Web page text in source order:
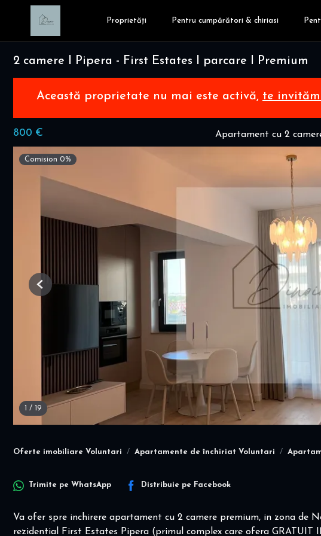
Proprietăți Pentru cumpărători & chiriasi
2 camere I Pipera - First Estates I parcare I Premium
Această proprietate nu mai este activă, te
800 € Apartament cu 2
Comision 0%
/ 19
Previous
Oferte imobiliare Voluntari Apartamente de închiriat Voluntari
Trimite pe WhatsApp Distribuie pe Facebook
Va ofer spre inchirere apartament cu 2 camere premium, in zona de
rezidential First Estates Pipera (primul complex care ofera GRATUIT